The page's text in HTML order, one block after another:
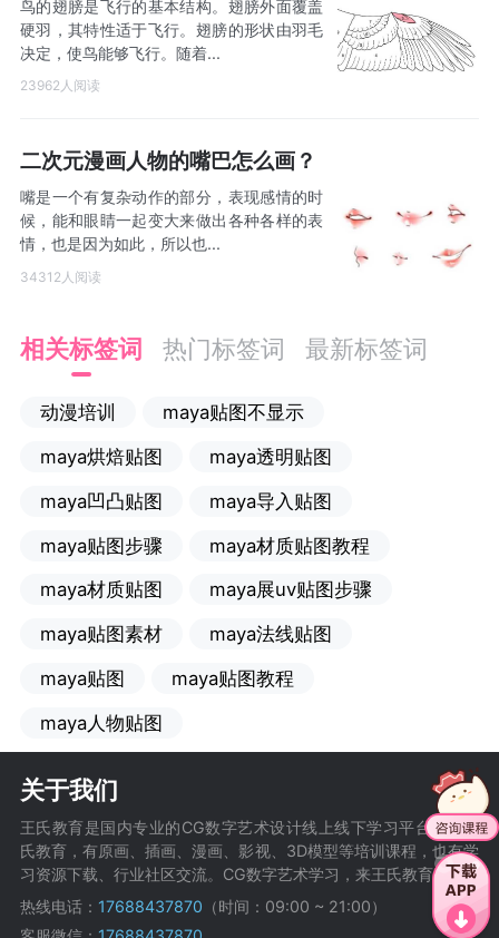
鸟的翅膀是飞行的基本结构。翅膀外面覆盖
硬羽，其特性适于飞行。翅膀的形状由羽毛
决定，使鸟能够飞行。随着...
23962人阅读
二次元漫画人物的嘴巴怎么画？
嘴是一个有复杂动作的部分，表现感情的时
候，能和眼睛一起变大来做出各种各样的表
情，也是因为如此，所以也...
34312人阅读
相关标签词 热门标签词 最新标签词
动漫培训
maya贴图不显示
maya烘焙贴图
maya透明贴图
maya凹凸贴图
maya导入贴图
maya贴图步骤
maya材质贴图教程
maya材质贴图
maya展uv贴图步骤
maya贴图素材
maya法线贴图
maya贴图
maya贴图教程
maya人物贴图
关于我们
王氏教育是国内专业的CG数字艺术设计线上线下学习平台，在王
氏教育，有原画、插画、漫画、影视、3D模型等培训课程，也有学
习资源下载、行业社区交流。CG数字艺术学习，来王氏教育。
热线电话： 17688437870 （时间：09:00 ~ 21:00）